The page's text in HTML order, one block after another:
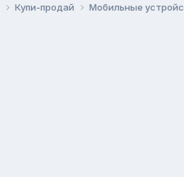
Купи-продай Мобильные